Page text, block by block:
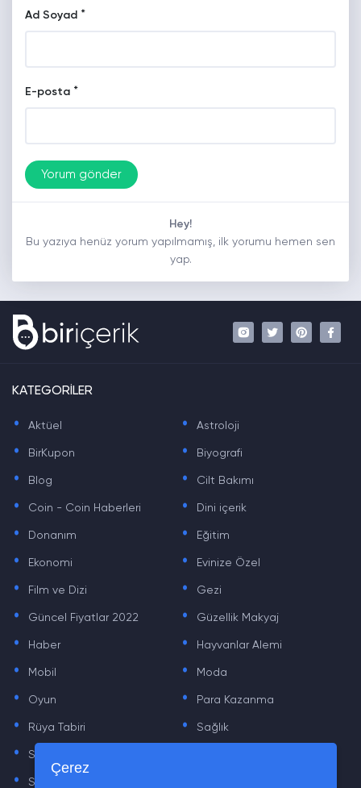
Ad Soyad *
E-posta *
Hey!
Bu yazıya henüz yorum yapılmamış, ilk yorumu hemen sen
yap.
KATEGORİLER
. Aktüel . Astroloji
. BirKupon . Biyografi
. Blog . Cilt Bakımı
. Coin - Coin Haberleri . Dini içerik
. Donanım . Eğitim
. Ekonomi . Evinize Özel
. Film ve Dizi . Gezi
. Güncel Fiyatlar 2022 . Güzellik Makyaj
. Haber . Hayvanlar Alemi
. Mobil . Moda
. Oyun . Para Kazanma
. Rüya Tabiri . Sağlık
. Sinema .
. Sözler
Çerez